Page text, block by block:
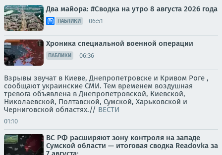
Два майора: #Сводка на утро 8 августа 2026 года
ПАБЛИКИ 06:51
Хроника специальной военной операции
ПАБЛИКИ 06:36
Взрывы звучат в Киеве, Днепропетровске и Кривом Роге ,
сообщают украинские СМИ. Тем временем воздушная
тревога объявлена в Днепропетровской, Киевской,
Николаевской, Полтавской, Сумской, Харьковской и
Черниговской областях.// ВЕСТИ
01:10
ВС РФ расширяют зону контроля на западе
Сумской области — итоговая сводка Readovka за